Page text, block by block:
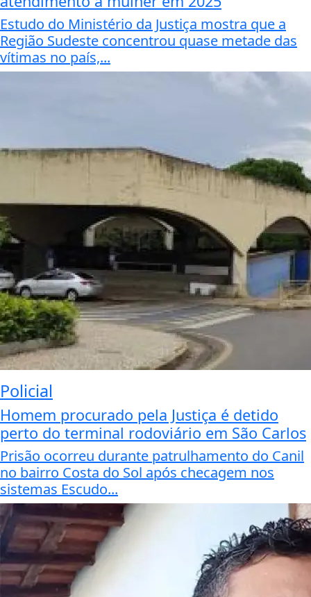
Estudo do Ministério da Justiça mostra que a
Região Sudeste concentrou quase metade das
vítimas no país,...
Policial
Homem procurado pela Justiça é detido
perto do terminal rodoviário em São Carlos
Prisão ocorreu durante patrulhamento do Canil
no bairro Costa do Sol após checagem nos
sistemas Escudo...